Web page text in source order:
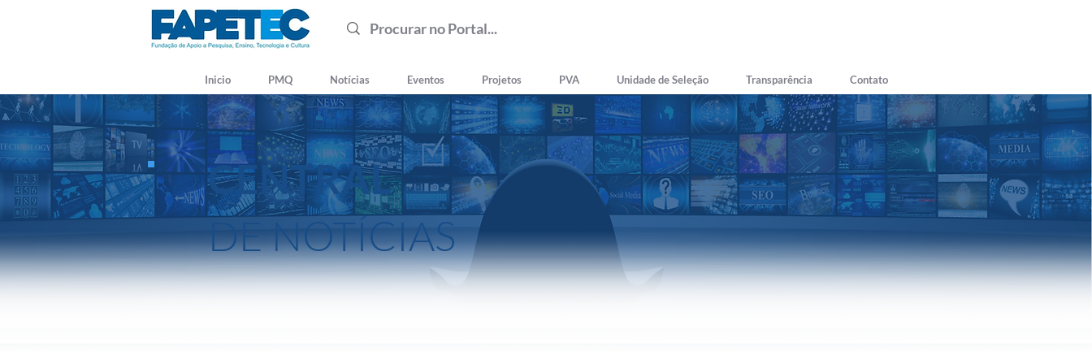
Inicio PMQ Notícias Eventos Projetos PVA Unidade de Seleção Transparência Contato
CENTRAL
DE NOTÍCIAS